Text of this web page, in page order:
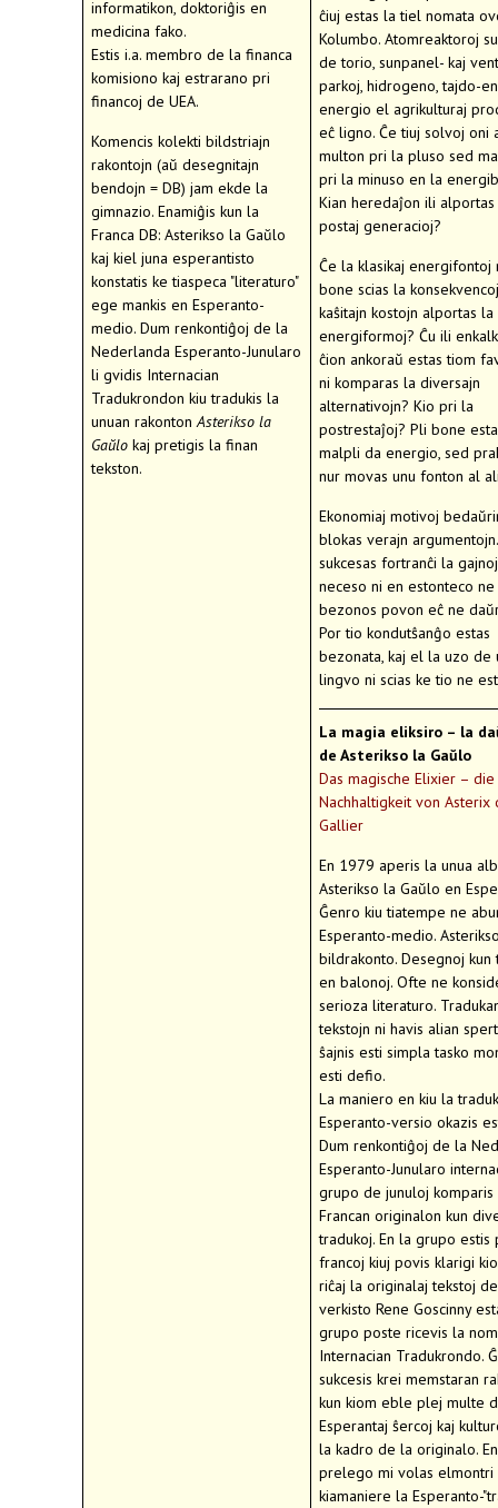
informatikon, doktoriĝis en
medicina fako.
Estis i.a. membro de la financa
komisiono kaj estrarano pri
financoj de UEA.
Komencis kolekti bildstriajn
rakontojn (aŭ desegnitajn
bendojn = DB) jam ekde la
gimnazio. Enamiĝis kun la
Franca DB: Asterikso la Gaŭlo
kaj kiel juna esperantisto
konstatis ke tiaspeca "literaturo"
ege mankis en Esperanto-
medio. Dum renkontiĝoj de la
Nederlanda Esperanto-Junularo
li gvidis Internacian
Tradukrondon kiu tradukis la
unuan rakontonAsterikso la
Gaŭlokaj pretigis la finan
tekston.
ĉiuj estas la tiel nomata
Kolumbo. Atomreaktoroj
de torio, sunpanel- kaj
parkoj, hidrogeno, tajdo-
energio el agrikulturaj
eĉ ligno. Ĉe tiuj solvoj oni
multon pri la pluso sed
pri la minuso en la
Kian heredaĵon ili
postaj generacioj?
Ĉe la klasikaj energifontoj
bone scias la
kaŝitajn kostojn alportas la
energiformoj? Ĉu ili
ĉion ankoraŭ estas tiom
ni komparas la diversajn
alternativojn? Kio pri la
postrestaĵoj? Pli bone
malpli da energio, sed
nur movas unu fonton al
Ekonomiaj motivoj
blokas verajn
sukcesas fortranĉi la
neceso ni en estonteco
bezonos povon eĉ ne
Por tio kondutŝanĝo estas
bezonata, kaj el la uzo de
lingvo ni scias ke tio ne
La magia eliksiro – la
de Asterikso la Gaŭlo
Das magische Elixier – die
Nachhaltigkeit von Asterix
Gallier
En 1979 aperis la unua
Asterikso la Gaŭlo en
Ĝenro kiu tiatempe ne
Esperanto-medio.
bildrakonto. Desegnoj kun
en balonoj. Ofte ne
serioza literaturo.
tekstojn ni havis alian
ŝajnis esti simpla tasko
esti defio.
La maniero en kiu la
Esperanto-versio okazis
Dum renkontiĝoj de la
Esperanto-Junularo
grupo de junuloj komparis
Francan originalon kun
tradukoj. En la grupo estis
francoj kiuj povis klarigi
riĉaj la originalaj tekstoj
verkisto Rene Goscinny
grupo poste ricevis la
Internacian Tradukrondo.
sukcesis krei memstaran
kun kiom eble plej multe
Esperantaj ŝercoj kaj
la kadro de la originalo.
prelego mi volas elmontri
kiamaniere la Esperanto-